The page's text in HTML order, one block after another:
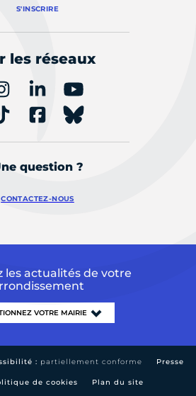
S'INSCRIRE
les réseaux
question ?
CONTACTEZ-NOUS
les actualités de votre
: partiellement conforme Presse
de cookies Plan du site